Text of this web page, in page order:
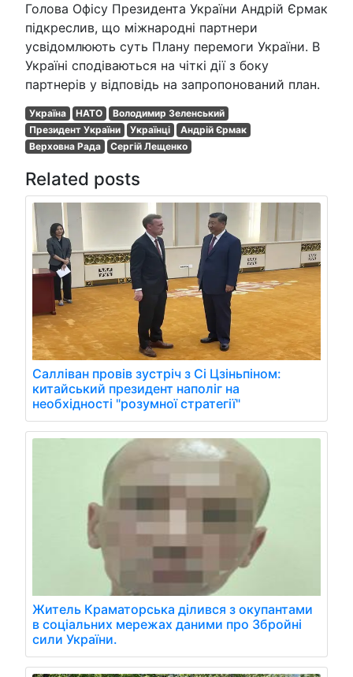
Голова Офісу Президента України Андрій Єрмак
підкреслив, що міжнародні партнери
усвідомлюють суть Плану перемоги України. В
Україні сподіваються на чіткі дії з боку
партнерів у відповідь на запропонований план.
Україна НАТО
Володимир Зеленський
Президент України
Українці
Андрій Єрмак
Верховна Рада
Сергій Лещенко
Related posts
Салліван провів зустріч з Сі Цзіньпіном:
китайський президент наполіг на
необхідності "розумної стратегії"
Житель Краматорська ділився з окупантами
в соціальних мережах даними про Збройні
сили України.